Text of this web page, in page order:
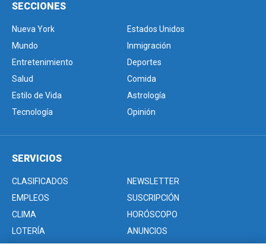
SECCIONES
Nueva York
Estados Unidos
Mundo
Inmigración
Entretenimiento
Deportes
Salud
Comida
Estilo de Vida
Astrología
Tecnología
Opinión
SERVICIOS
CLASIFICADOS
NEWSLETTER
EMPLEOS
SUSCRIPCIÓN
CLIMA
HORÓSCOPO
LOTERÍA
ANUNCIOS